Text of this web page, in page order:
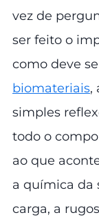
vez de
ser feito o
como deve
biomateriais,
simples
todo o
ao que
a química da
carga, a